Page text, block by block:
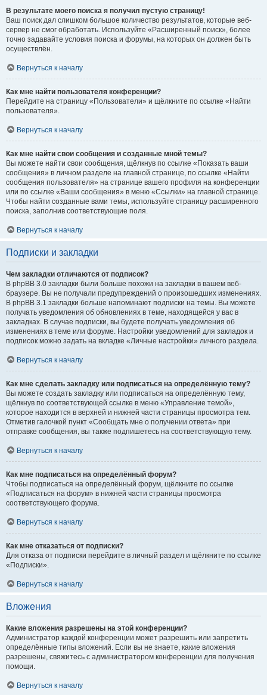
В результате моего поиска я получил пустую страницу!
Ваш поиск дал слишком большое количество результатов, которые веб-
сервер не смог обработать. Используйте «Расширенный поиск», более
точно задавайте условия поиска и форумы, на которых он должен быть
осуществлён.
Вернуться к началу
Как мне найти пользователя конференции?
Перейдите на страницу «Пользователи» и щёлкните по ссылке «Найти
пользователя».
Вернуться к началу
Как мне найти свои сообщения и созданные мной темы?
Вы можете найти свои сообщения, щёлкнув по ссылке «Показать ваши
сообщения» в личном разделе на главной странице, по ссылке «Найти
сообщения пользователя» на странице вашего профиля на конференции
или по ссылке «Ваши сообщения» в меню «Ссылки» на главной странице.
Чтобы найти созданные вами темы, используйте страницу расширенного
поиска, заполнив соответствующие поля.
Вернуться к началу
Подписки и закладки
Чем закладки отличаются от подписок?
В phpBB 3.0 закладки были больше похожи на закладки в вашем веб-
браузере. Вы не получали предупреждений о произошедших изменениях.
В phpBB 3.1 закладки больше напоминают подписки на темы. Вы можете
получать уведомления об обновлениях в теме, находящейся у вас в
закладках. В случае подписки, вы будете получать уведомления об
изменениях в теме или форуме. Настройки уведомлений для закладок и
подписок можно задать на вкладке «Личные настройки» личного раздела.
Вернуться к началу
Как мне сделать закладку или подписаться на определённую тему?
Вы можете создать закладку или подписаться на определённую тему,
щёлкнув по соответствующей ссылке в меню «Управление темой»,
которое находится в верхней и нижней части страницы просмотра тем.
Отметив галочкой пункт «Сообщать мне о получении ответа» при
отправке сообщения, вы также подпишетесь на соответствующую тему.
Вернуться к началу
Как мне подписаться на определённый форум?
Чтобы подписаться на определённый форум, щёлкните по ссылке
«Подписаться на форум» в нижней части страницы просмотра
соответствующего форума.
Вернуться к началу
Как мне отказаться от подписки?
Для отказа от подписки перейдите в личный раздел и щёлкните по ссылке
«Подписки».
Вернуться к началу
Вложения
Какие вложения разрешены на этой конференции?
Администратор каждой конференции может разрешить или запретить
определённые типы вложений. Если вы не знаете, какие вложения
разрешены, свяжитесь с администратором конференции для получения
помощи.
Вернуться к началу